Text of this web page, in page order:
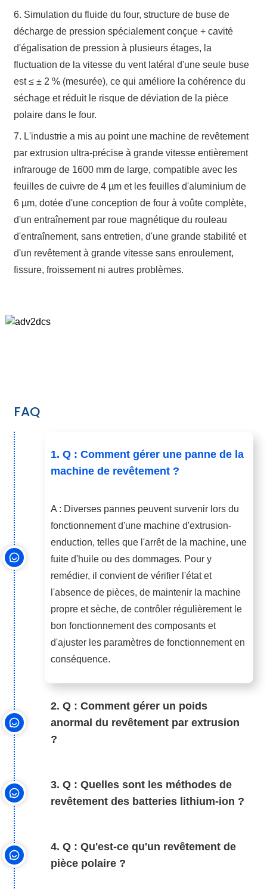
6. Simulation du fluide du four, structure de buse de
décharge de pression spécialement conçue + cavité
d'égalisation de pression à plusieurs étages, la
fluctuation de la vitesse du vent latéral d'une seule buse
est ≤ ± 2 % (mesurée), ce qui améliore la cohérence du
séchage et réduit le risque de déviation de la pièce
polaire dans le four.
7. L'industrie a mis au point une machine de revêtement
par extrusion ultra-précise à grande vitesse entièrement
infrarouge de 1600 mm de large, compatible avec les
feuilles de cuivre de 4 µm et les feuilles d'aluminium de
6 µm, dotée d'une conception de four à voûte complète,
d'un entraînement par roue magnétique du rouleau
d'entraînement, sans entretien, d'une grande stabilité et
d'un revêtement à grande vitesse sans enroulement,
fissure, froissement ni autres problèmes.
FAQ
1. Q : Comment gérer une panne de la
machine de revêtement ?
A : Diverses pannes peuvent survenir lors du
fonctionnement d'une machine d'extrusion-
enduction, telles que l'arrêt de la machine, une
fuite d'huile ou des dommages. Pour y
remédier, il convient de vérifier l'état et
l'absence de pièces, de maintenir la machine
propre et sèche, de contrôler régulièrement le
bon fonctionnement des composants et
d'ajuster les paramètres de fonctionnement en
conséquence.
2. Q : Comment gérer un poids
anormal du revêtement par extrusion
?
3. Q : Quelles sont les méthodes de
revêtement des batteries lithium-ion ?
4. Q : Qu'est-ce qu'un revêtement de
pièce polaire ?